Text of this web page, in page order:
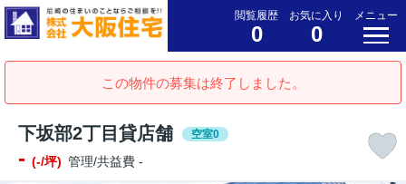
閲覧履歴
0
お気に入り
0
メニュー
この物件の募集は終了しました。
下坂部2丁目貸店舗 空室0
- (-/坪) 管理/共益費 -